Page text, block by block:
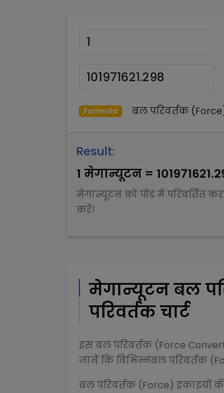
Formula बल परिवर्तक
Result:
1 मेगान्यूटन =
मेगान्यूटनकोपोंडमें परिवर्तित
करें।
मेगान्यूटनबल
परिवर्तक चार्ट
इसबल परिवर्तक (Force
जानें कि विभिन्नबल परिवर्तक
बल परिवर्तक (Force) इकाइयों